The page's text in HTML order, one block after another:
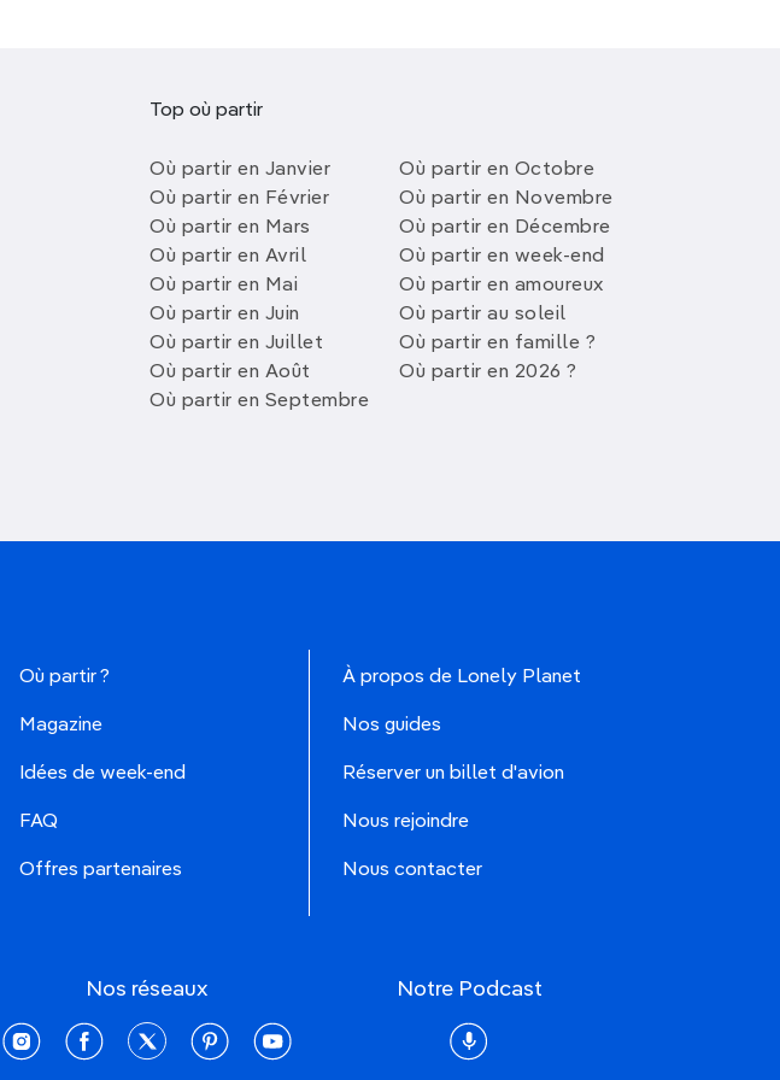
Top où partir
Où partir en Janvier
Où partir en Février
Où partir en Mars
Où partir en Avril
Où partir en Mai
Où partir en Juin
Où partir en Juillet
Où partir en Août
Où partir en Septembre
Où partir en Octobre
Où partir en Novembre
Où partir en Décembre
Où partir en week-end
Où partir en amoureux
Où partir au soleil
Où partir en famille ?
Où partir en 2026 ?
Où partir ?
Magazine
Idées de week-end
FAQ
Offres partenaires
À propos de Lonely Planet
Nos guides
Réserver un billet d'avion
Nous rejoindre
Nous contacter
Nos réseaux
instagramfacebooktwitter pinterestyoutube
Notre Podcast
Podcast